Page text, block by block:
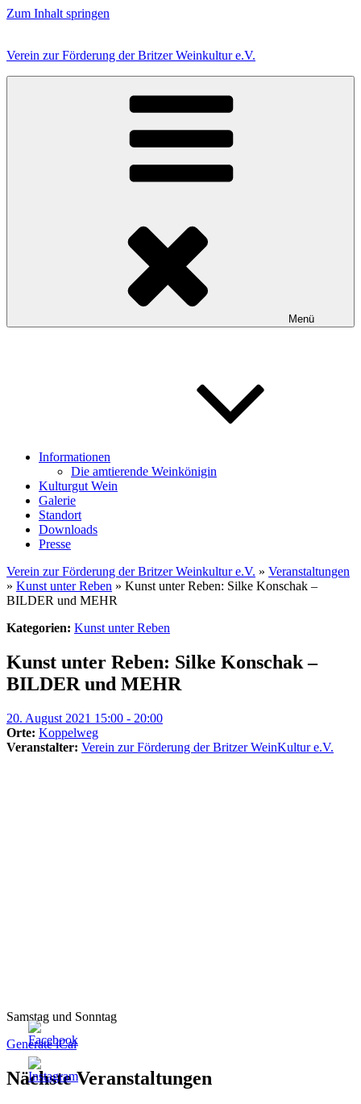
Zum Inhalt springen
Verein zur Förderung der Britzer Weinkultur e.V.
Menü
Informationen
Die amtierende Weinkönigin
Kulturgut Wein
Galerie
Standort
Downloads
Presse
Verein zur Förderung der Britzer Weinkultur e.V. » Veranstaltungen
» Kunst unter Reben » Kunst unter Reben: Silke Konschak –
BILDER und MEHR
Kategorien: Kunst unter Reben
Kunst unter Reben: Silke Konschak –
BILDER und MEHR
20. August 2021 15:00 - 20:00
Orte: Koppelweg
Veranstalter: Verein zur Förderung der Britzer WeinKultur e.V.
Samstag und Sonntag
Generate iCal
Nächste Veranstaltungen